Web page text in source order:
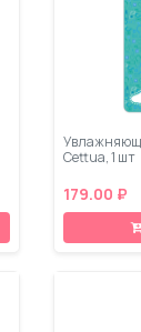
Cettua, 1 шт
179.00 ₽